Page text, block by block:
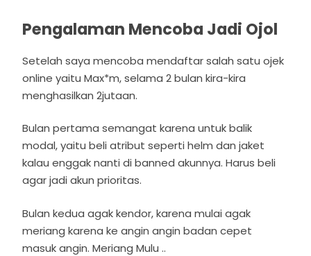
Pengalaman Mencoba Jadi Ojol
Setelah saya mencoba mendaftar salah satu ojek
online yaitu Max*m, selama 2 bulan kira-kira
menghasilkan 2jutaan.
Bulan pertama semangat karena untuk balik
modal, yaitu beli atribut seperti helm dan jaket
kalau enggak nanti di banned akunnya. Harus beli
agar jadi akun prioritas.
Bulan kedua agak kendor, karena mulai agak
meriang karena ke angin angin badan cepet
masuk angin. Meriang Mulu ..